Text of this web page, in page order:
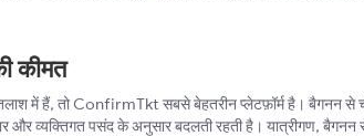
कीमत
में हैं, तो ConfirmTkt सबसे बेहतरीन प्लेटफ़ॉर्म है। बैगनन से
और व्यक्तिगत पसंद के अनुसार बदलती रहती है। यात्रीगण, बैगनन